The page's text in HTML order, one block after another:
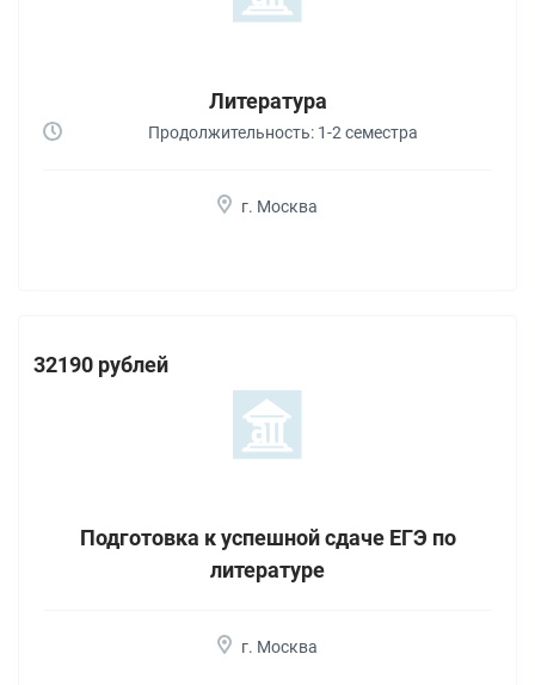
Литература
Продолжительность: 1-2 семестра
г. Москва
32190 рублей
Подготовка к успешной сдаче ЕГЭ по
литературе
г. Москва